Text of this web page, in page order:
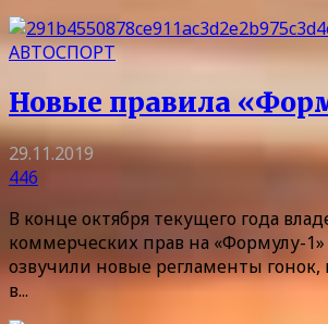
АВТОСПОРТ
Новые правила
29.11.2019
446
В конце октября текущего года
коммерческих прав на «Формулу-
озвучили новые регламенты гонок,
в...